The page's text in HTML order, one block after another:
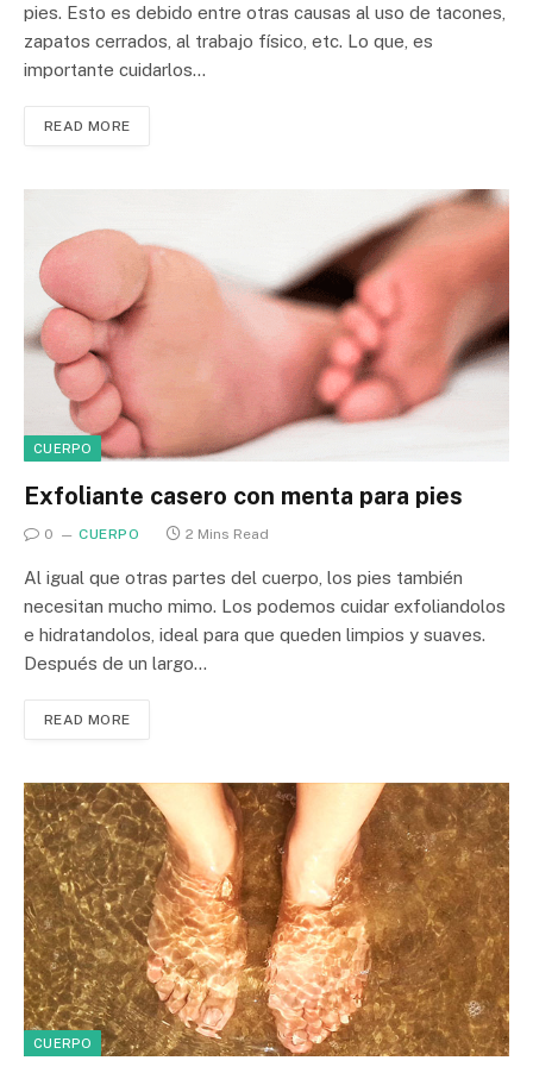
pies. Esto es debido entre otras causas al uso de tacones,
zapatos cerrados, al trabajo físico, etc. Lo que, es
importante cuidarlos…
READ MORE
CUERPO
Exfoliante casero con menta para pies
0 CUERPO 2 Mins Read
Al igual que otras partes del cuerpo, los pies también
necesitan mucho mimo. Los podemos cuidar exfoliandolos
e hidratandolos, ideal para que queden limpios y suaves.
Después de un largo…
READ MORE
CUERPO